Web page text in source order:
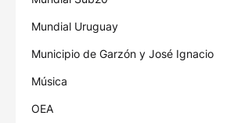
Mundial Uruguay
Municipio de Garzón y José Ignacio
Música
OEA